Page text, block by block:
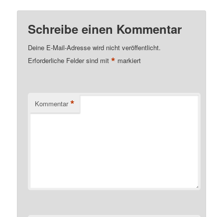
Schreibe einen Kommentar
Deine E-Mail-Adresse wird nicht veröffentlicht.
Erforderliche Felder sind mit* markiert
Kommentar *